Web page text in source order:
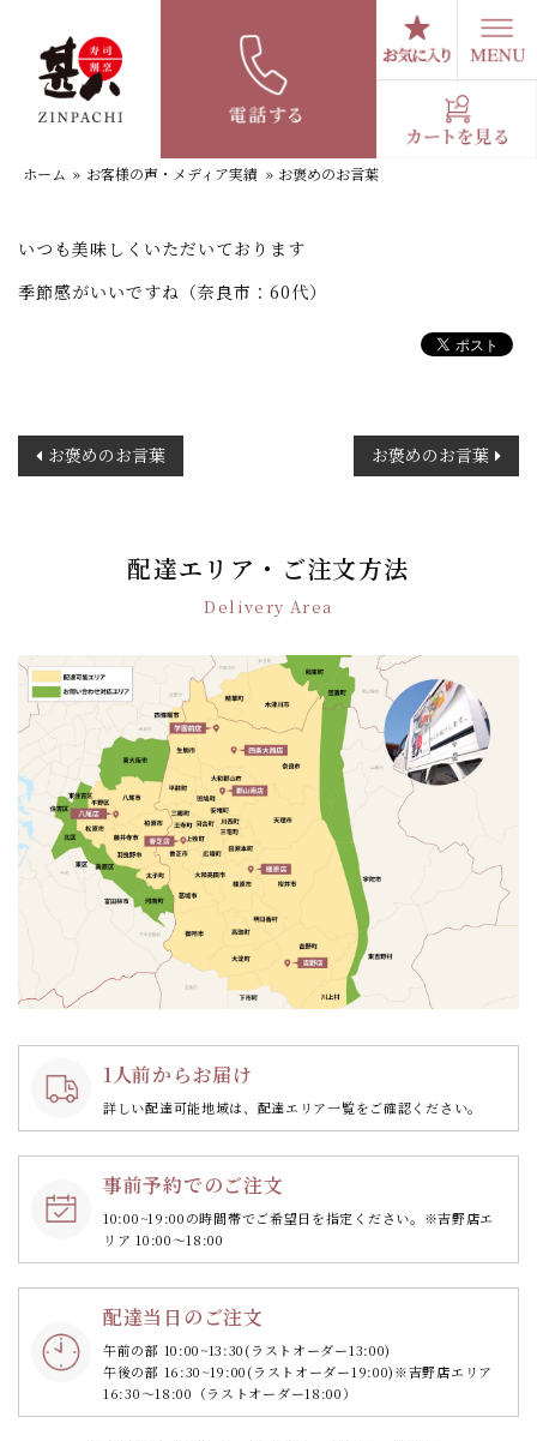
お褒めのお言葉
ホーム » お客様の声・メディア実績 » お褒めのお言葉
いつも美味しくいただいております
季節感がいいですね（奈良市：60代）
稿
ン
お褒めのお言葉 お褒めのお言葉
配達エリア・ご注文方法
Delivery Area
1人前からお届け
詳しい配達可能地域は、配達エリア一覧をご確認ください。
事前予約でのご注文
10:00~19:00の時間帯でご希望日を指定ください。 ※吉野店エ
リア 10:00～18:00
配達当日のご注文
午前の部 10:00~13:30(ラストオーダー13:00)
午後の部 16:30~19:00(ラストオーダー19:00)※吉野店エリア
16:30～18:00（ラストオーダー18:00）